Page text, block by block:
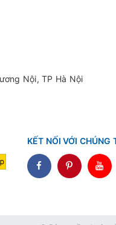
Nội, TP Hà Nội
KẾT NỐI VỚI CHÚNG